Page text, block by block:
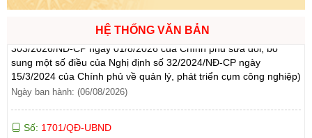
HỆ THỐNG VĂN BẢN
Số:6731/UBND-KTN
(Công văn V/v triển khai thực hiện Nghị định số
303/2026/NĐ-CP ngày 01/8/2026 của Chính phủ sửa đổi, bổ
sung một số điều của Nghị định số 32/2024/NĐ-CP ngày
15/3/2024 của Chính phủ về quản lý, phát triển cụm công nghiệp)
Ngày ban hành: (06/08/2026)
Tên:(Quyết định Về việc công bố thủ tục hành chính được sửa